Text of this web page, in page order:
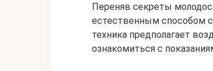
Переняв секреты
естественным способом
техника предполагает
ознакомиться с